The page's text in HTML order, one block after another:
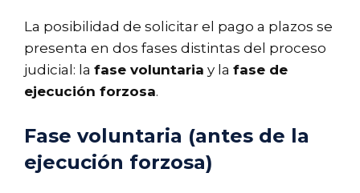
La posibilidad de solicitar el pago a plazos se
presenta en dos fases distintas del proceso
judicial: la fase voluntaria y la fase de
ejecución forzosa.
Fase voluntaria (antes de la
ejecución forzosa)